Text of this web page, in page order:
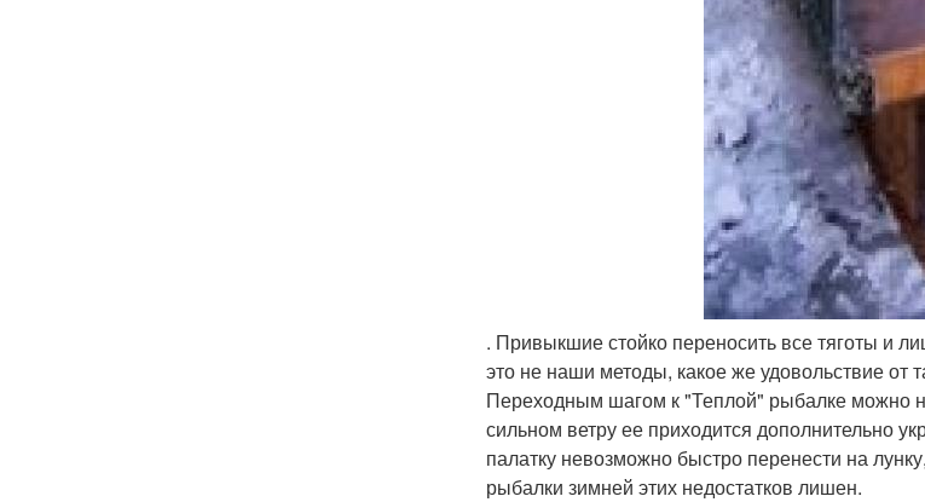
. Привыкшие стойко переносить все тяготы и
это не наши методы, какое же удовольствие
Переходным шагом к "Теплой" рыбалке можно
сильном ветру ее приходится дополнительно
палатку невозможно быстро перенести на
рыбалки зимней этих недостатков лишен.